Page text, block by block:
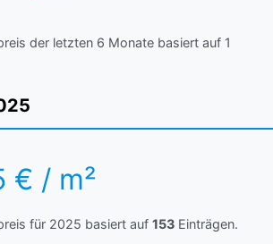
der letzten 6 Monate basiert auf 1
€ / m²
für 2025 basiert auf 153 Einträgen.